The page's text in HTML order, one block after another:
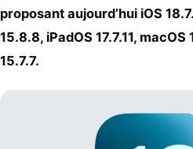
proposant aujourd’hui iOS
15.8.8, iPadOS 17.7.11,
15.7.7.